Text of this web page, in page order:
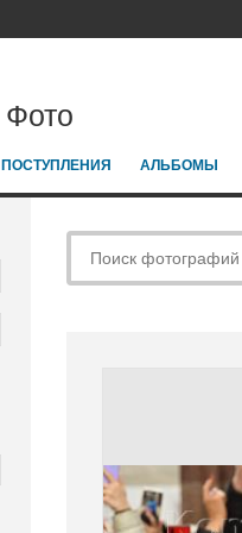
Фото
АЛЬБОМЫ